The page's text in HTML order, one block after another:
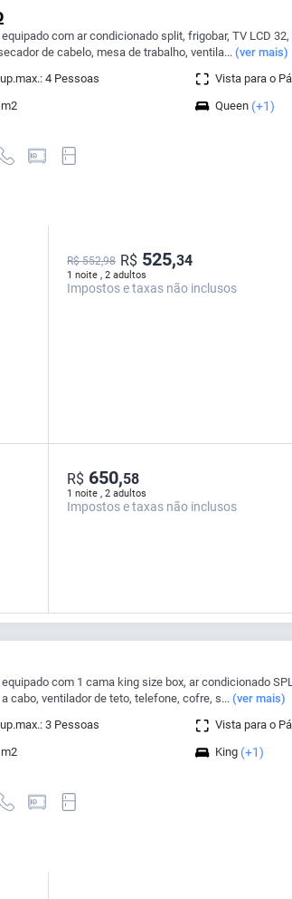
com ar condicionado split, frigobar, TV LCD
de cabelo, mesa de trabalho, ventila... (ver mais)
4 Pessoas
Vista para o
Queen (+1)
1 noite , 2 adultos
R$ 552,98 R$ 525,34
Impostos e taxas não inclusos
1 noite , 2 adultos
R$ 650,58
Impostos e taxas não inclusos
com 1 cama king size box, ar condicionado
cabo, ventilador de teto, telefone, cofre, s... (ver mais)
3 Pessoas
Vista para o
King (+1)